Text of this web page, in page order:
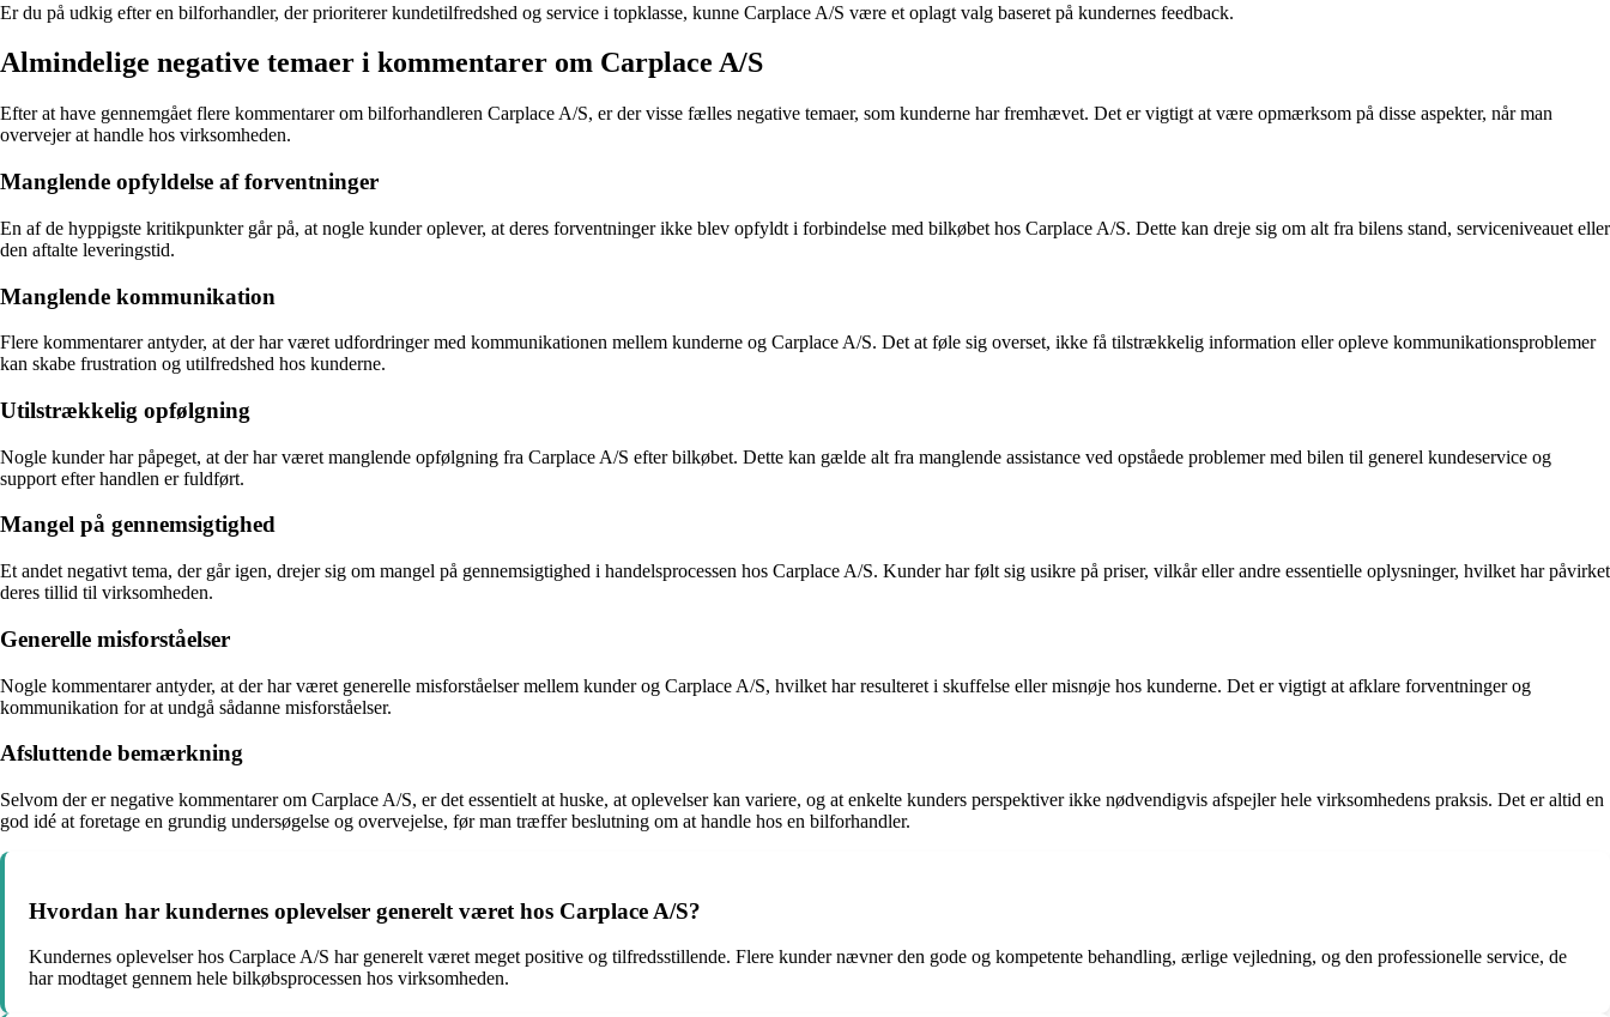
Er du på udkig efter en bilforhandler, der prioriterer kundetilfredshed og service i topklasse, kunne Carplace A/S være et oplagt valg baseret på kundernes feedback.
Almindelige negative temaer i kommentarer om Carplace A/S
Efter at have gennemgået flere kommentarer om bilforhandleren Carplace A/S, er der visse fælles negative temaer, som kunderne har fremhævet. Det er vigtigt at være opmærksom på disse aspekter, når man
overvejer at handle hos virksomheden.
Manglende opfyldelse af forventninger
En af de hyppigste kritikpunkter går på, at nogle kunder oplever, at deres forventninger ikke blev opfyldt i forbindelse med bilkøbet hos Carplace A/S. Dette kan dreje sig om alt fra bilens stand, serviceniveauet eller
den aftalte leveringstid.
Manglende kommunikation
Flere kommentarer antyder, at der har været udfordringer med kommunikationen mellem kunderne og Carplace A/S. Det at føle sig overset, ikke få tilstrækkelig information eller opleve kommunikationsproblemer
kan skabe frustration og utilfredshed hos kunderne.
Utilstrækkelig opfølgning
Nogle kunder har påpeget, at der har været manglende opfølgning fra Carplace A/S efter bilkøbet. Dette kan gælde alt fra manglende assistance ved opståede problemer med bilen til generel kundeservice og
support efter handlen er fuldført.
Mangel på gennemsigtighed
Et andet negativt tema, der går igen, drejer sig om mangel på gennemsigtighed i handelsprocessen hos Carplace A/S. Kunder har følt sig usikre på priser, vilkår eller andre essentielle oplysninger, hvilket har påvirket
deres tillid til virksomheden.
Generelle misforståelser
Nogle kommentarer antyder, at der har været generelle misforståelser mellem kunder og Carplace A/S, hvilket har resulteret i skuffelse eller misnøje hos kunderne. Det er vigtigt at afklare forventninger og
kommunikation for at undgå sådanne misforståelser.
Afsluttende bemærkning
Selvom der er negative kommentarer om Carplace A/S, er det essentielt at huske, at oplevelser kan variere, og at enkelte kunders perspektiver ikke nødvendigvis afspejler hele virksomhedens praksis. Det er altid en
god idé at foretage en grundig undersøgelse og overvejelse, før man træffer beslutning om at handle hos en bilforhandler.
Hvordan har kundernes oplevelser generelt været hos Carplace A/S?
Kundernes oplevelser hos Carplace A/S har generelt været meget positive og tilfredsstillende. Flere kunder nævner den gode og kompetente behandling, ærlige vejledning, og den professionelle service, de
har modtaget gennem hele bilkøbsprocessen hos virksomheden.